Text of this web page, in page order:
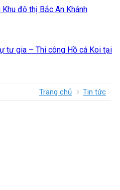
đô thị Bắc An Khánh
tư gia – Thi công Hồ cá Koi tại
Trang chủ › Tin tức